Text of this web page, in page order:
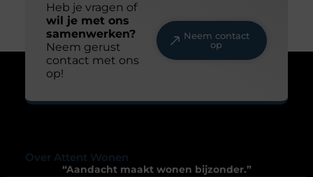
Heb je vragen of
wil je met ons
samenwerken?
Neem gerust
contact met ons
op!
Neem contact
op
Over Attent Wonen
“Aandacht maakt wonen bijzonder.”